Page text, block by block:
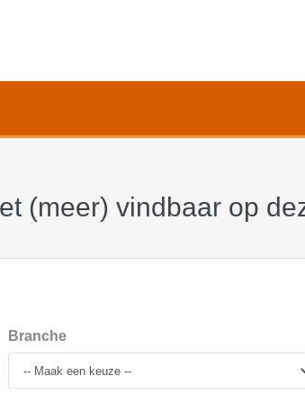
(meer) vindbaar op
Branche